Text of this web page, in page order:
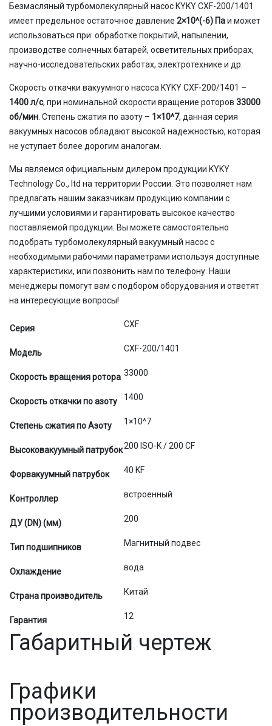
Безмасляный турбомолекулярный насос KYKY CXF-200/1401
имеет предельное остаточное давление 2×10^(-6) Паи может
использоваться при: обработке покрытий, напылении,
производстве солнечных батарей, осветительных приборах,
научно-исследовательских работах, электротехнике и др.
Скорость откачки вакуумного насоса KYKY CXF-200/1401 –
1400 л/с, при номинальной скорости вращение роторов 33000
об/мин . Степень сжатия по азоту – 1×10^7, данная серия
вакуумных насосов обладают высокой надежностью, которая
не уступает более дорогим аналогам.
Мы являемся официальным дилером продукции KYKY
Technology Co., ltd на территории России. Это позволяет нам
предлагать нашим заказчикам продукцию компании с
лучшими условиями и гарантировать высокое качество
поставляемой продукции. Вы можете самостоятельно
подобрать турбомолекулярный вакуумный насос с
необходимыми рабочими параметрами используя доступные
характеристики, или позвонить нам по телефону. Наши
менеджеры помогут вам с подбором оборудования и ответят
на интересующие вопросы!
Серия CXF
Модель CXF-200/1401
Скорость вращения ротора 33000
Скорость откачки по азоту 1400
Степень сжатия по Азоту 1×10^7
Высоковакуумный патрубок200 ISO-K / 200 CF
Форвакуумный патрубок 40 KF
Контроллер встроенный
ДУ (DN) (мм) 200
Тип подшипников Магнитный подвес
Охлаждение вода
Страна производитель Китай
Гарантия 12
Габаритный чертеж
Графики
производительности